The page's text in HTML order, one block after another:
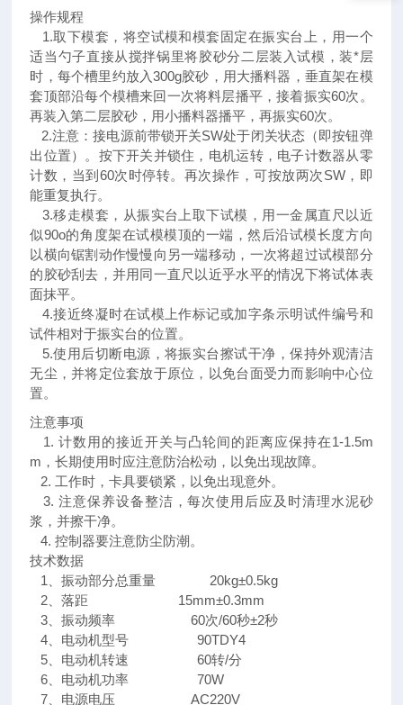
操作规程
1.取下模套，将空试模和模套固定在振实台上，用一个
适当勺子直接从搅拌锅里将胶砂分二层装入试模，装*层
时，每个槽里约放入300g胶砂，用大播料器，垂直架在模
套顶部沿每个模槽来回一次将料层播平，接着振实60次。
再装入第二层胶砂，用小播料器播平，再振实60次。
2.注意：接电源前带锁开关SW处于闭关状态（即按钮弹
出位置）。按下开关并锁住，电机运转，电子计数器从零
计数，当到60次时停转。再次操作，可按放两次SW，即
能重复执行。
3.移走模套，从振实台上取下试模，用一金属直尺以近
似90o的角度架在试模模顶的一端，然后沿试模长度方向
以横向锯割动作慢慢向另一端移动，一次将超过试模部分
的胶砂刮去，并用同一直尺以近乎水平的情况下将试体表
面抹平。
4.接近终凝时在试模上作标记或加字条示明试件编号和
试件相对于振实台的位置。
5.使用后切断电源，将振实台擦试干净，保持外观清洁
无尘，并将定位套放于原位，以免台面受力而影响中心位
置。
注意事项
1. 计数用的接近开关与凸轮间的距离应保持在1-1.5m
m，长期使用时应注意防治松动，以免出现故障。
2. 工作时，卡具要锁紧，以免出现意外。
3. 注意保养设备整洁，每次使用后应及时清理水泥砂
浆，并擦干净。
4. 控制器要注意防尘防潮。
技术数据
1、振动部分总重量 20kg±0.5kg
2、落距 15mm±0.3mm
3、振动频率 60次/60秒±2秒
4、电动机型号 90TDY4
5、电动机转速 60转/分
6、电动机功率 70W
7、电源电压 AC220V